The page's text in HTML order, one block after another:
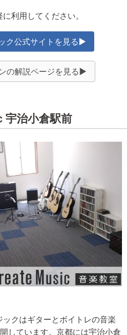
利用してください。
ク公式サイトを見る▶
の解説ページを見る▶
宇治小倉駅前
クはギターとボイトレの音楽
しています。京都には宇治小倉